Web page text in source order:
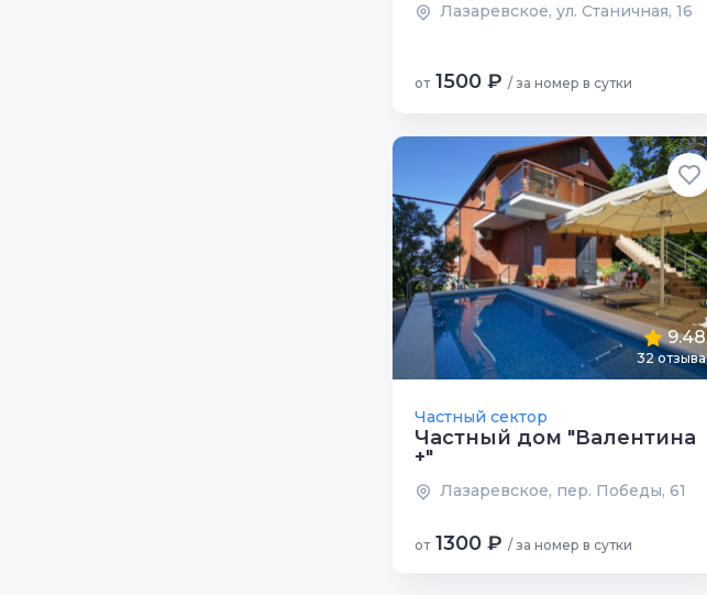
Лазаревское, ул. Станичная, 16
от 1500 ₽ / за номер в сутки
9.48
32 отзыва
Частный сектор
Частный дом "Валентина
+"
Лазаревское, пер. Победы, 61
от 1300 ₽ / за номер в сутки